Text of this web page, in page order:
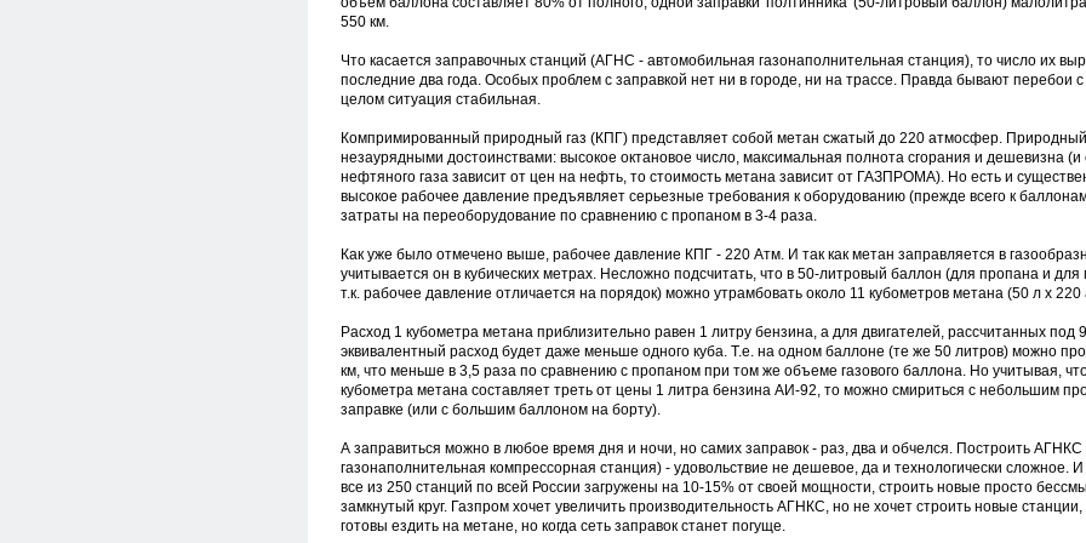
550 км.
Что касается заправочных станций (АГНС - автомобильная газонаполнительная станция), то число их
последние два года. Особых проблем с заправкой нет ни в городе, ни на трассе. Правда бывают перебои
целом ситуация стабильная.
Компримированный природный газ (КПГ) представляет собой метан сжатый до 220 атмосфер. Природный
незаурядными достоинствами: высокое октановое число, максимальная полнота сгорания и дешевизна (и
нефтяного газа зависит от цен на нефть, то стоимость метана зависит от ГАЗПРОМА). Но есть и
высокое рабочее давление предъявляет серьезные требования к оборудованию (прежде всего к
затраты на переоборудование по сравнению с пропаном в 3-4 раза.
Как уже было отмечено выше, рабочее давление КПГ - 220 Атм. И так как метан заправляется в
учитывается он в кубических метрах. Несложно подсчитать, что в 50-литровый баллон (для пропана и
т.к. рабочее давление отличается на порядок) можно утрамбовать около 11 кубометров метана (50 л x 220
Расход 1 кубометра метана приблизительно равен 1 литру бензина, а для двигателей, рассчитанных под
эквивалентный расход будет даже меньше одного куба. Т.е. на одном баллоне (те же 50 литров) можно
км, что меньше в 3,5 раза по сравнению с пропаном при том же объеме газового баллона. Но учитывая,
кубометра метана составляет треть от цены 1 литра бензина АИ-92, то можно смириться с небольшим
заправке (или с большим баллоном на борту).
А заправиться можно в любое время дня и ночи, но самих заправок - раз, два и обчелся. Построить
газонаполнительная компрессорная станция) - удовольствие не дешевое, да и технологически сложное.
все из 250 станций по всей России загружены на 10-15% от своей мощности, строить новые просто
замкнутый круг. Газпром хочет увеличить производительность АГНКС, но не хочет строить новые
готовы ездить на метане, но когда сеть заправок станет погуще.